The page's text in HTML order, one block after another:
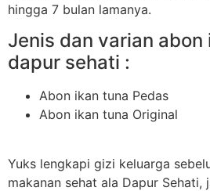
hingga 7 bulan lamanya.
Jenis dan varian abon
dapur sehati :
Abon ikan tuna Pedas
Abon ikan tuna Original
Yuks lengkapi gizi keluarga
makanan sehat ala Dapur Sehati,